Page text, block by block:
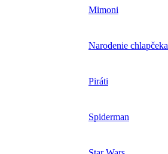
Mimoni
Narodenie chlapčeka
Piráti
Spiderman